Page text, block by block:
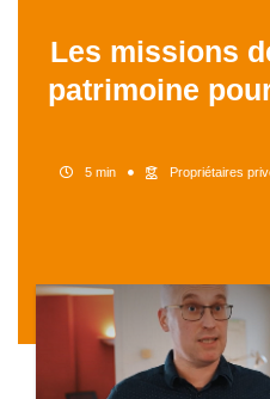
Les missions
patrimoine
5 min Propriétaires